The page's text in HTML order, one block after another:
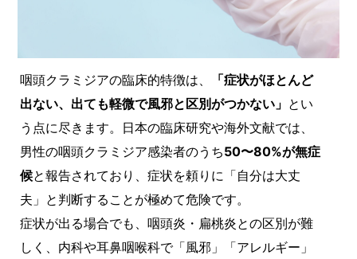
咽頭クラミジアの臨床的特徴は、
「症状がほとんど
出ない、出ても軽微で風邪と区別がつかない」 とい
う点に尽きます。日本の臨床研究や海外文献では、
男性の咽頭クラミジア感染者のうち50〜80%が無症
候と報告されており、症状を頼りに「自分は大丈
夫」と判断することが極めて危険です。
症状が出る場合でも、咽頭炎・扁桃炎との区別が難
しく、内科や耳鼻咽喉科で「風邪」「アレルギー」